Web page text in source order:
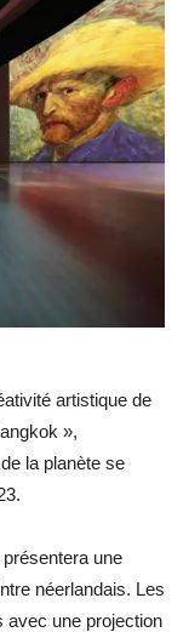
artistique de
»,
la planète se
une
néerlandais. Les
avec une projection